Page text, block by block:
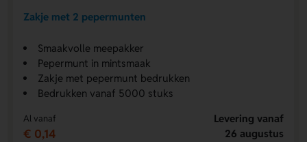
Zakje met 2 pepermunten
Smaakvolle meepakker
Pepermunt in mintsmaak
Zakje met pepermunt bedrukken
Bedrukken vanaf 5000 stuks
Al vanaf
€ 0,14
Levering vanaf
26 augustus